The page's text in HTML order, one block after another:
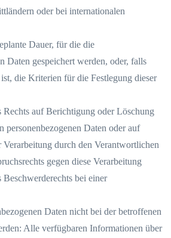
oder bei internationalen
Dauer, für die die
Daten gespeichert werden, oder, falls
die Kriterien für die Festlegung dieser
Rechts auf Berichtigung oder Löschung
personenbezogenen Daten oder auf
Verarbeitung durch den Verantwortlichen
gegen diese Verarbeitung
Beschwerderechts bei einer
Daten nicht bei der betroffenen
Alle verfügbaren Informationen über